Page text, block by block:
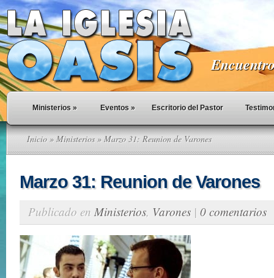
Ministerios » Eventos » Escritorio del Pastor
Inicio » Ministerios» Marzo 31: Reunion de Varones
Marzo 31: Reunion de Varones
Publicado en Ministerios, Varones | 0 comentarios